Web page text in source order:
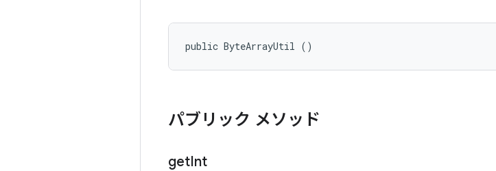
public ByteArrayUtil ()
パブリック メソッド
getInt